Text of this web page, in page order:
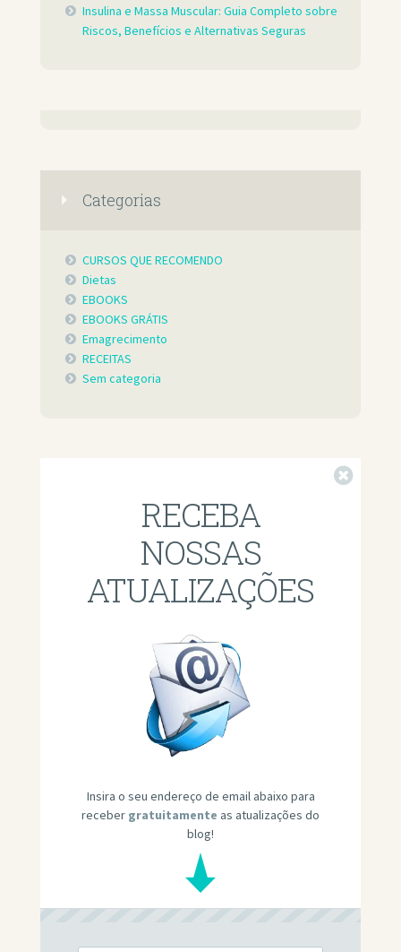
Insulina e Massa Muscular: Guia Completo sobre
Riscos, Benefícios e Alternativas Seguras
Categorias
CURSOS QUE RECOMENDO
Dietas
EBOOKS
EBOOKS GRÁTIS
Emagrecimento
RECEITAS
Sem categoria
RECEBA
NOSSAS
ATUALIZAÇÕES
Insira o seu endereço de email abaixo para
receber gratuitamente as atualizações do
blog!